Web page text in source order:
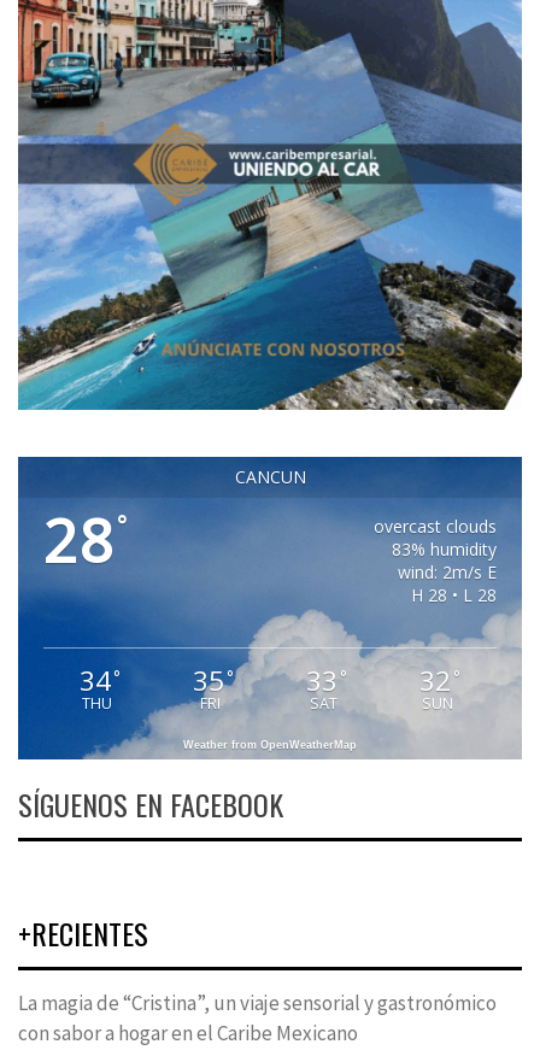
CANCUN
28°
overcast clouds
83% humidity
wind: 2m/s E
H 28 • L 28
34°
THU
35°
FRI
33 °
SAT
32 °
SUN
Weather from OpenWeatherMap
SÍGUENOS EN FACEBOOK
+RECIENTES
La magia de “Cristina”, un viaje sensorial y gastronómico
con sabor a hogar en el Caribe Mexicano